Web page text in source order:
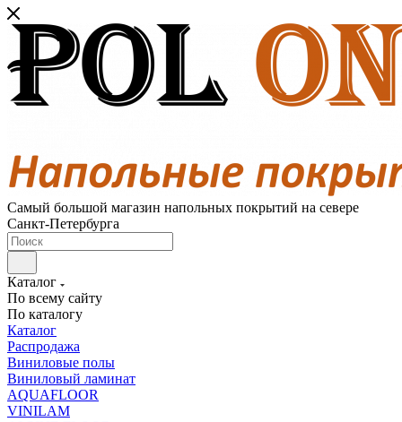
Самый большой магазин напольных покрытий на севере
Санкт-Петербурга
Каталог
По всему сайту
По каталогу
Каталог
Распродажа
Виниловые полы
Виниловый ламинат
AQUAFLOOR
VINILAM